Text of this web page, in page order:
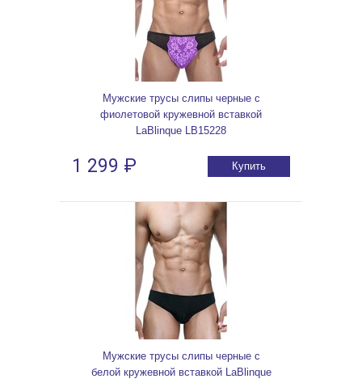
Мужские трусы слипы черные с
фиолетовой кружевной вставкой
LaBlinque LB15228
1 299 ₽ Купить
Мужские трусы слипы черные с
белой кружевной вставкой LaBlinque